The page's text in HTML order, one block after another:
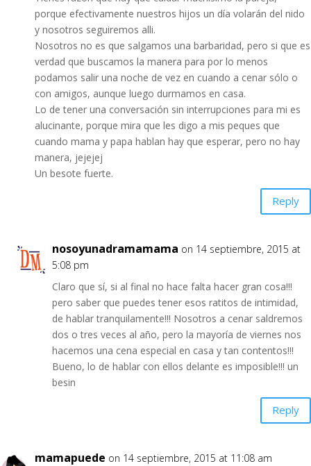
porque efectivamente nuestros hijos un día volarán del nido
y nosotros seguiremos alli.
Nosotros no es que salgamos una barbaridad, pero si que es
verdad que buscamos la manera para por lo menos
podamos salir una noche de vez en cuando a cenar sólo o
con amigos, aunque luego durmamos en casa.
Lo de tener una conversación sin interrupciones para mi es
alucinante, porque mira que les digo a mis peques que
cuando mama y papa hablan hay que esperar, pero no hay
manera, jejejej
Un besote fuerte.
Reply
nosoyunadramamama on 14 septiembre, 2015 at
5:08 pm
Claro que sí, si al final no hace falta hacer gran cosa!!!
pero saber que puedes tener esos ratitos de intimidad,
de hablar tranquilamente!!! Nosotros a cenar saldremos
dos o tres veces al año, pero la mayoría de viernes nos
hacemos una cena especial en casa y tan contentos!!!
Bueno, lo de hablar con ellos delante es imposible!!! un
besin
Reply
mamapuede on 14 septiembre, 2015 at 11:08 am